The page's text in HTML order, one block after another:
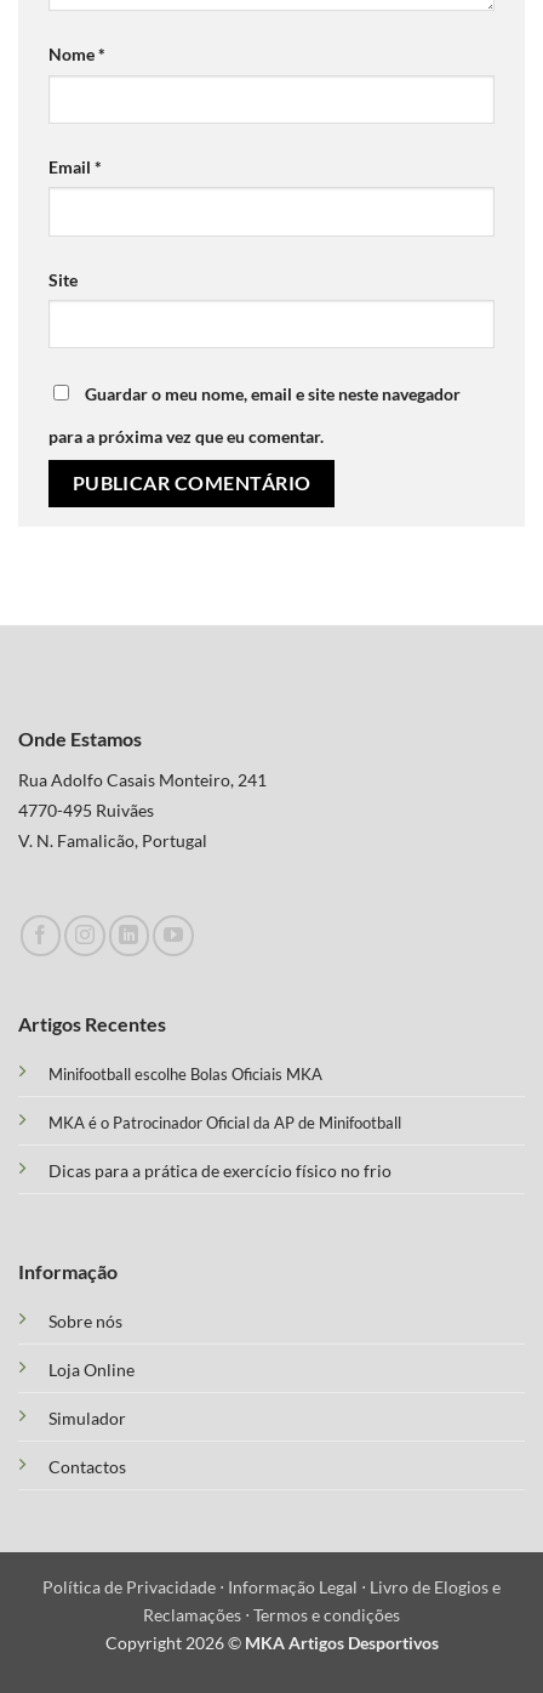
Nome*
Email *
Site
Guardar o meu nome, email e site neste navegador
para a próxima vez que eu comentar.
Onde Estamos
Rua Adolfo Casais Monteiro, 241
4770-495 Ruivães
V. N. Famalicão, Portugal
Artigos Recentes
Minifootball escolhe Bolas Oficiais MKA
MKA é o Patrocinador Oficial da AP de Minifootball
Dicas para a prática de exercício físico no frio
Informação
Sobre nós
Loja Online
Simulador
Contactos
Política de Privacidade ⋅ Informação Legal ⋅ Livro de Elogios e
Reclamações ⋅ Termos e condições
Copyright 2026 © MKA Artigos Desportivos